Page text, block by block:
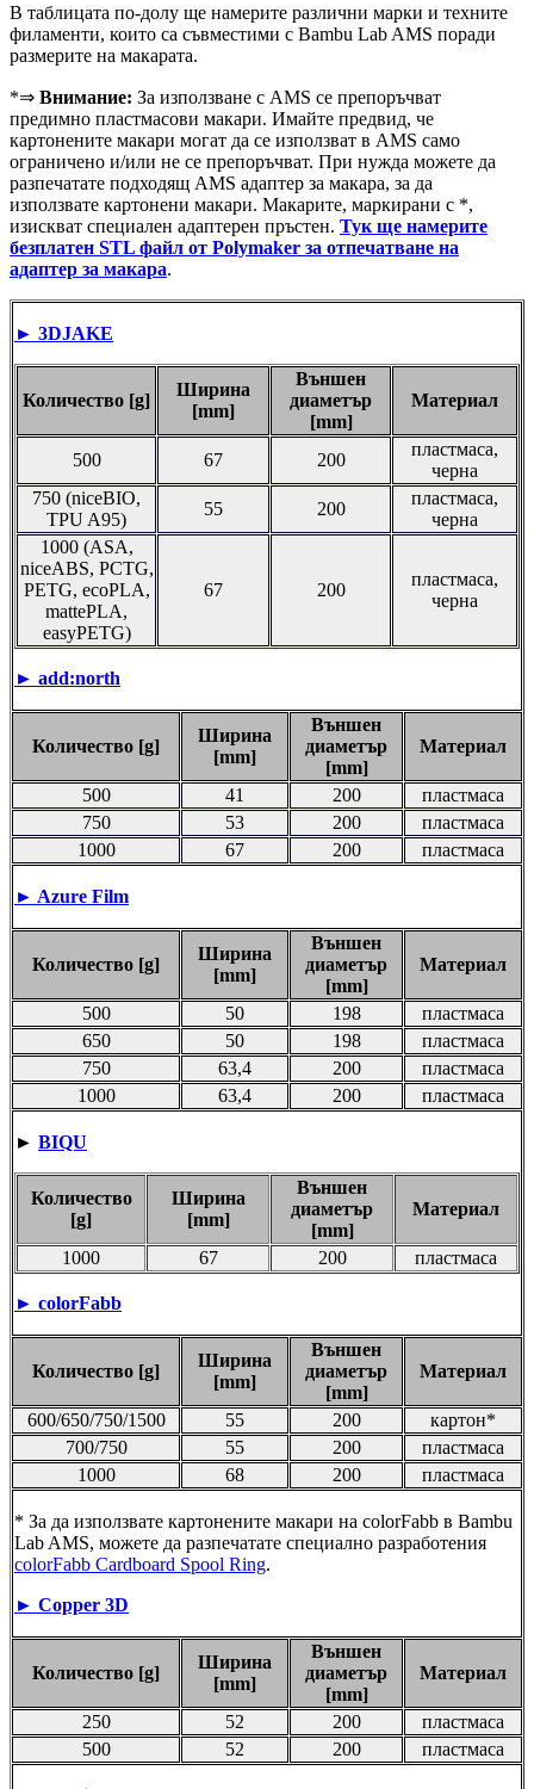
В таблицата по-долу ще намерите различни марки и техните
филаменти, които са съвместими с Bambu Lab AMS поради
размерите на макарата.
*⇒ Внимание: За използване с AMS се препоръчват
предимно пластмасови макари. Имайте предвид, че
картонените макари могат да се използват в AMS само
ограничено и/или не се препоръчват. При нужда можете да
разпечатате подходящ AMS адаптер за макара, за да
използвате картонени макари. Макарите, маркирани с *,
изискват специален адаптерен пръстен. Тук ще намерите
безплатен STL файл от Polymaker за отпечатване на
адаптер за макара.
► 3DJAKE
Количество [g]
Ширина
[mm]
Външен
диаметър
[mm]
Материал
500 67 200
пластмаса,
черна
750 (niceBIO,
TPU A95)
55 200
пластмаса,
черна
1000 (ASA,
niceABS, PCTG,
PETG, ecoPLA,
mattePLA,
easyPETG)
67 200
пластмаса,
черна
► add:north
Количество [g]
Ширина
[mm]
Външен
диаметър
[mm]
Материал
500 41 200
пластмаса
750
53 200
пластмаса
1000
67 200 пластмаса
► Azure Film
Количество [g]
Ширина
[mm]
Външен
диаметър
[mm]
Материал
500 50 198
пластмаса
650
50 198
пластмаса
750
63,4 200
пластмаса
1000
63,4 200 пластмаса
► BIQU
Количество
[g]
Ширина
[mm]
Външен
диаметър
[mm]
Материал
1000 67 200 пластмаса
► colorFabb
Количество [g]
Ширина
[mm]
Външен
диаметър
[mm]
Материал
600/650/750/1500 55 200
картон*
700/750
55 200
пластмаса
1000
68 200 пластмаса
* За да използвате картонените макари на colorFabb в Bambu
Lab AMS, можете да разпечатате специално разработения
colorFabb Cardboard Spool Ring.
► Copper 3D
Количество [g]
Ширина
[mm]
Външен
диаметър
[mm]
Материал
250 52 200
пластмаса
500
52 200 пластмаса